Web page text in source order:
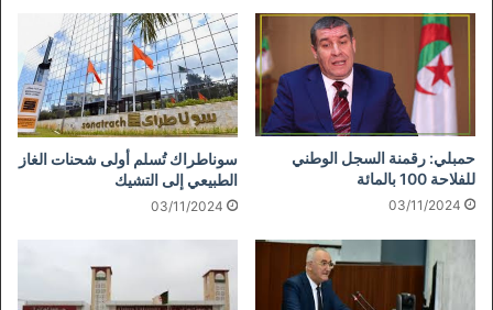
حمبلي: رقمنة السجل الوطني
للفلاحة 100 بالمائة
03/11/2024
سوناطراك تُسلم أولى شحنات الغاز
الطبيعي إلى التشيك
03/11/2024